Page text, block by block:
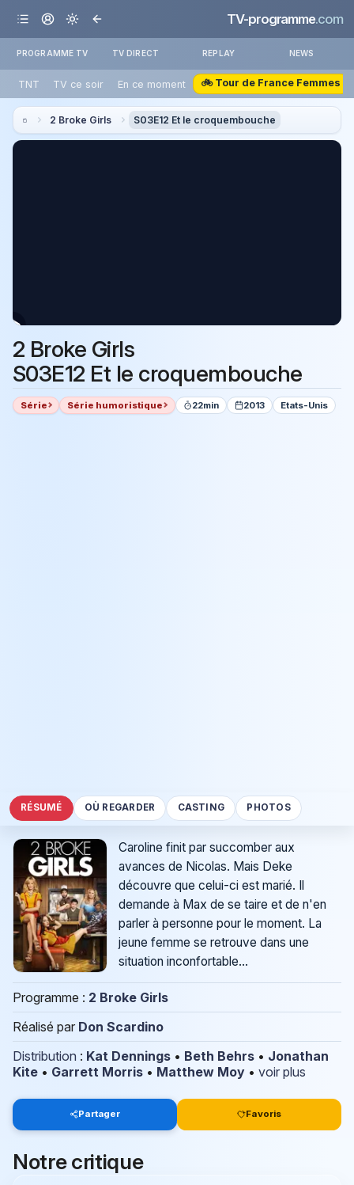
TV-programme.com
PROGRAMME TV TV DIRECT REPLAY NEWS
TNT TV ce soir En ce moment 🚲 Tour de France Femmes
2 Broke Girls S03E12 Et le croquembouche
2 Broke Girls
S03E12 Et le croquembouche
Série Série humoristique 22min 2013 Etats-Unis
RÉSUMÉ OÙ REGARDER CASTING PHOTOS
Caroline finit par succomber aux
avances de Nicolas. Mais Deke
découvre que celui-ci est marié. Il
demande à Max de se taire et de n'en
parler à personne pour le moment. La
jeune femme se retrouve dans une
situation inconfortable...
Programme : 2 Broke Girls
Réalisé par Don Scardino
Distribution : Kat Dennings • Beth Behrs • Jonathan
Kite • Garrett Morris • Matthew Moy • voir plus
Partager Favoris
Notre critique